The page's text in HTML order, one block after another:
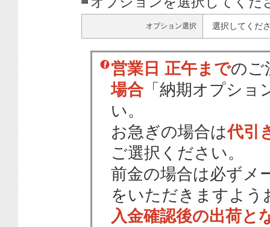
オプション選択 選択してくだ
営業日 正午までのご
場合 「納期オプショ
い。
お急ぎの場合は代引
ご選択ください。
前金の場合は必ずメ
をいただきますよう
入金確認後の出荷と